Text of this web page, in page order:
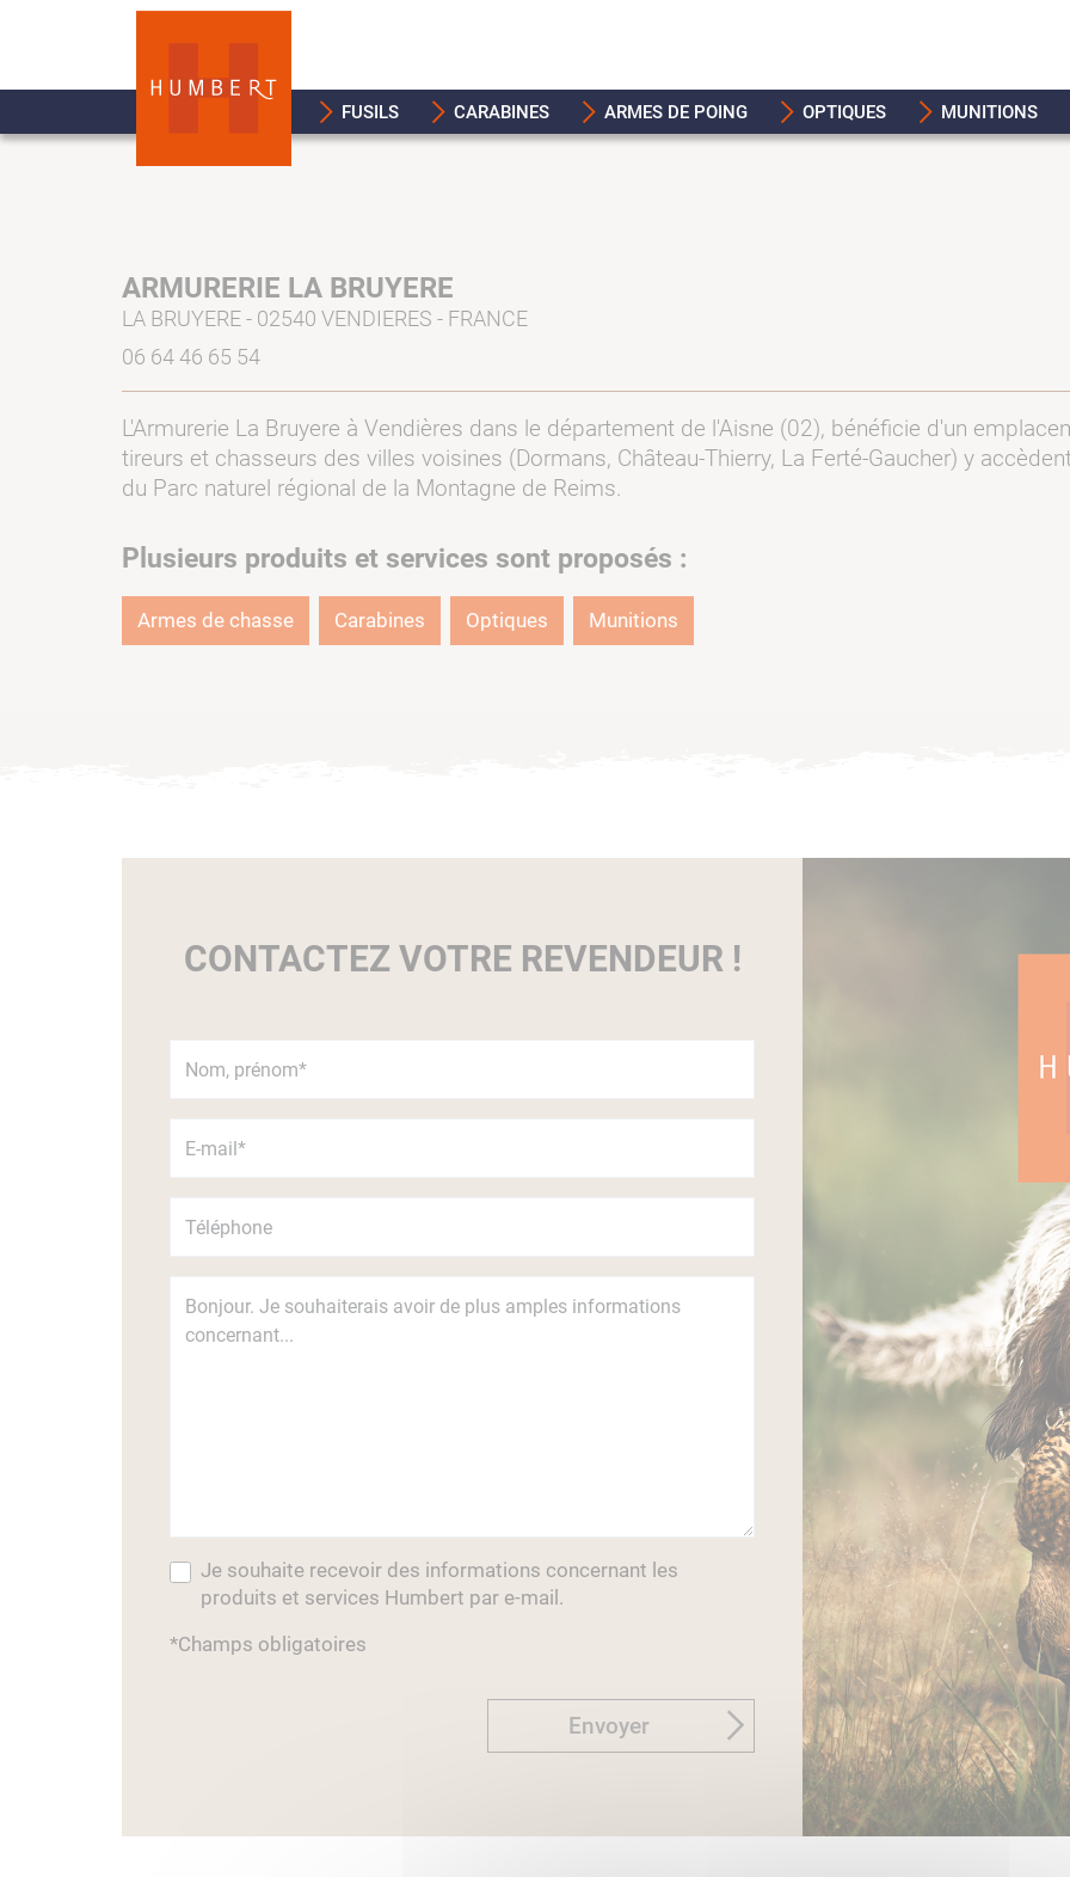
FUSILS CARABINES ARMES DE POING OPTIQUES MUNITIONS
ARMURERIE LA BRUYERE
LA BRUYERE - 02540 VENDIERES - FRANCE
06 64 46 65 54
L'Armurerie La Bruyere à Vendières dans le département de l'Aisne (02), bénéficie d'un
tireurs et chasseurs des villes voisines (Dormans, Château-Thierry, La Ferté-Gaucher) y
du Parc naturel régional de la Montagne de Reims.
Plusieurs produits et services sont proposés :
Armes de chasse Carabines Optiques Munitions
CONTACTEZ VOTRE REVENDEUR !
Je souhaite recevoir des informations concernant les
produits et services Humbert par e-mail.
*Champs obligatoires
Envoyer